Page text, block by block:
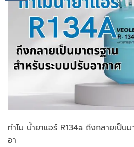
ทำไม น้ำยาแอร์ R134a ถึงกลายเป็น
อา